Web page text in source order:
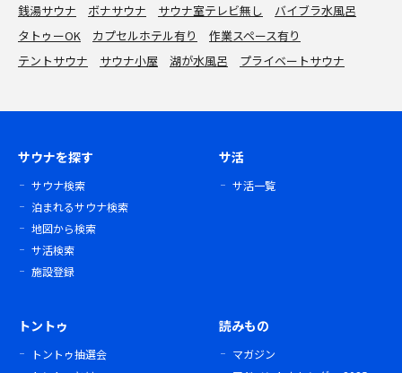
銭湯サウナ
ボナサウナ サウナ室テレビ無し
バイブラ水風呂
タトゥーOK
カプセルホテル有り
作業スペース有り
テントサウナ
サウナ小屋 湖が水風呂 プライベートサウナ
サウナを探す
サウナ検索
泊まれるサウナ検索
地図から検索
サ活検索
施設登録
サ活
サ活一覧
トントゥ
トントゥ抽選会
読みもの
マガジン